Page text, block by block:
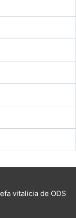
vitalicia de ODS